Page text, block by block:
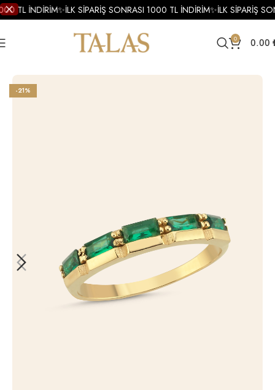
0 0.00
Altın Yüzükler Altın Tasarım Yüzük
-21%
TL İNDİRİM✨İLK SİPARİŞ SONRASI 1000 TL İNDİRİM✨İLK SİPARİŞ